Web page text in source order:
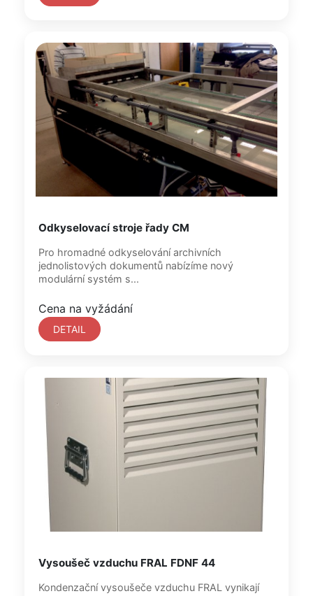
Odkyselovací stroje řady CM
Pro hromadné odkyselování archivních
jednolistových dokumentů nabízíme nový
modulární systém s...
Cena na vyžádání
DETAIL
Vysoušeč vzduchu FRAL FDNF 44
Kondenzační vysoušeče vzduchu FRAL vynikají